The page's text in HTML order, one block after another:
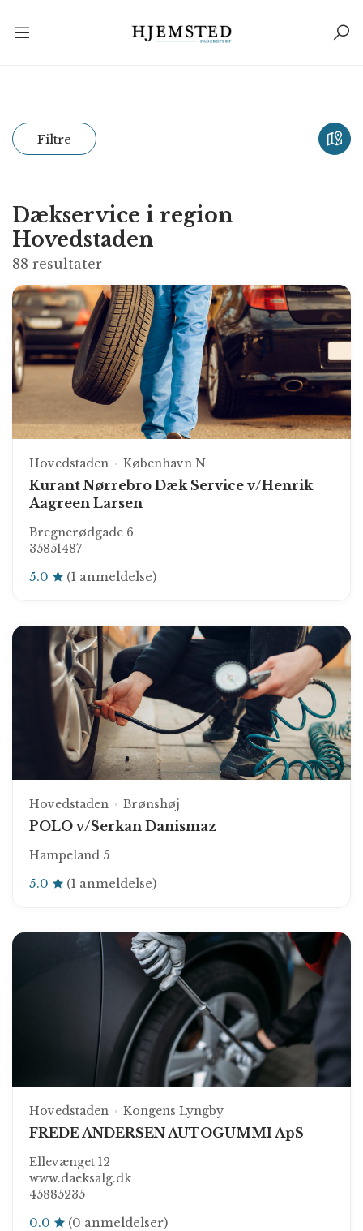
Filtre
Dækservice i region
Hovedstaden
88 resultater
Hovedstaden København N
Kurant Nørrebro Dæk Service v/Henrik
Aagreen Larsen
Bregnerødgade 6
35851487
5.0 (1 anmeldelse)
Hovedstaden Brønshøj
POLO v/Serkan Danismaz
Hampeland 5
5.0 (1 anmeldelse)
Hovedstaden Kongens Lyngby
FREDE ANDERSEN AUTOGUMMI ApS
Ellevænget 12
www.daeksalg.dk
45885235
0.0 (0 anmeldelser)